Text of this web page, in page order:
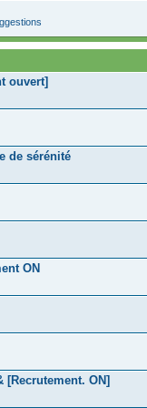
ouvert]
de sérénité
ON
[Recrutement. ON]